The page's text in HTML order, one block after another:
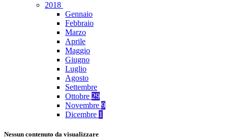
2018
Gennaio
Febbraio
Marzo
Aprile
Maggio
Giugno
Luglio
Agosto
Settembre
Ottobre 29
Novembre 9
Dicembre 1
Nessun contenuto da visualizzare